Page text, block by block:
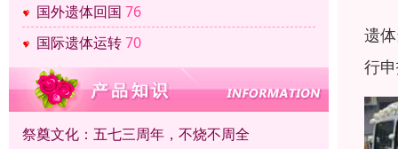
国外遗体回国 76
国际遗体运转70
祭奠文化：五七三周年，不烧不周全
遗
行